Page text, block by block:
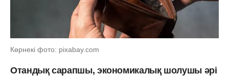
Көрнекі фото: pixabay.com
Отандық сарапшы, экономикалық шолушы әрі